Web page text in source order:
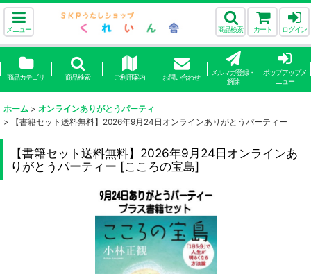
メニュー 商品検索 カート ログイン
商品カテゴリ 商品検索 ご利用案内 お問い合わせ
メルマガ登録・
解除
ポップアップメ
ニュー
ホーム > オンラインありがとうパーティ
>
【書籍セット送料無料】2026年9月24日オンラインありがとうパーティー
【書籍セット送料無料】2026年9月24日オンラインあ
りがとうパーティー [こころの宝島]